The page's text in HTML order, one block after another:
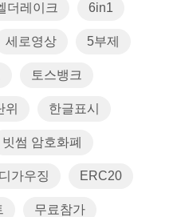
더레이크 6in1
세로영상 5부제
토스뱅크
위 한글표시
빗썸 암호화폐
디가우징 ERC20
무료참가